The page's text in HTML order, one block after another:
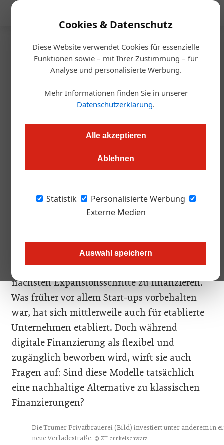
Cookies & Datenschutz
Diese Website verwendet Cookies für essenzielle
Funktionen sowie – mit Ihrer Zustimmung – für
Analyse und personalisierte Werbung.
Mehr Informationen finden Sie in unserer
Datenschutzerklärung.
Alle akzeptieren
Ablehnen
Statistik
Personalisierte Werbung
Externe Medien
Auswahl speichern
Startseite/Management
Finanzierung
Neue Wege zur
Kapitalbeschaffung
03.10.2024, 15:28 Uhr
Immer mehr mittelständische Unternehmen setzen auf
folgen dem Trend und starten Crowdfunding-Kampagnen –
doch welche Risiken sind damit verbunden?
Sahnehersteller QimiQ greifen auf digitale
Finanzierungsmodelle zurück, um ihre
nächsten Expansionsschritte zu finanzieren.
Was früher vor allem Start-ups vorbehalten
war, hat sich mittlerweile auch für etablierte
Unternehmen etabliert. Doch während
digitale Finanzierung als flexibel und
zugänglich beworben wird, wirft sie auch
Fragen auf: Sind diese Modelle tatsächlich
eine nachhaltige Alternative zu klassischen
Finanzierungen?
Die Trumer Privatbrauerei (Bild) investiert unter anderem in
neue Verladestraße. © ZT dunkelschwarz